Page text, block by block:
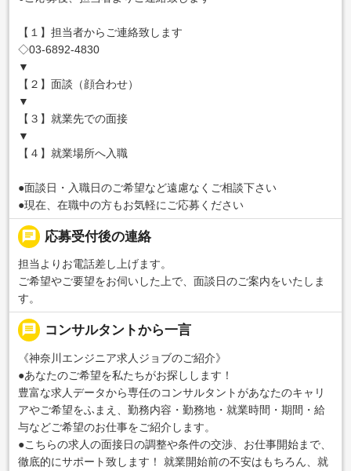
【１】担当者からご連絡致します
◇03-6892-4830
▼
【２】面談（顔合わせ）
▼
【３】就業先での面接
▼
【４】就業場所へ入職
●面談日・入職日のご希望など遠慮なくご相談下さい
●現在、在職中の方もお気軽にご応募ください
chat 応募受付後の連絡
担当よりお電話差し上げます。
ご希望やご要望をお伺いした上で、面談日のご案内をいたしま
す。
message コンサルタントから一言
《神奈川エンジニア求人ジョブのご紹介》
●あなたのご希望を私たちがお探しします！
豊富な求人データから専任のコンサルタントがあなたのキャリ
アやご希望をふまえ、勤務内容・勤務地・就業時間・期間・給
与などご希望のお仕事をご紹介します。
●こちらの求人の面接日の調整や条件の交渉、お仕事開始まで、
徹底的にサポート致します！ 就業開始前の不安はもちろん、就